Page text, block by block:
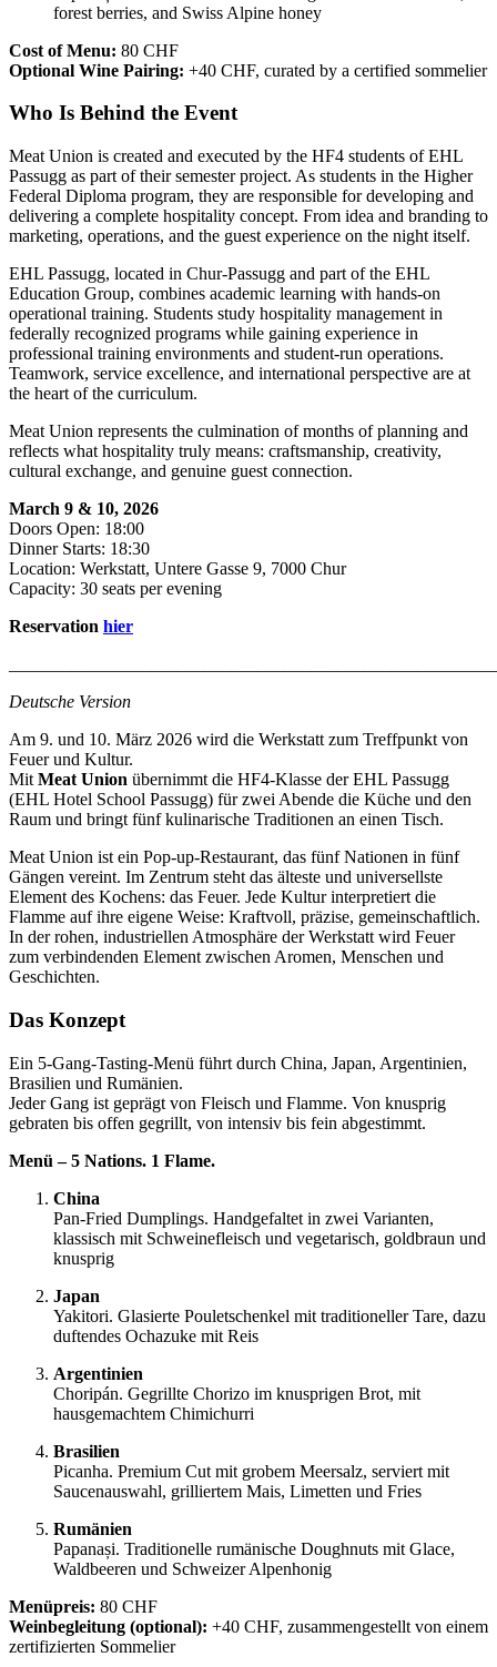
forest berries, and Swiss Alpine honey
Cost of Menu: 80 CHF
Optional Wine Pairing: +40 CHF, curated by a certified sommelier
Who Is Behind the Event
Meat Union is created and executed by the HF4 students of EHL
Passugg as part of their semester project. As students in the Higher
Federal Diploma program, they are responsible for developing and
delivering a complete hospitality concept. From idea and branding to
marketing, operations, and the guest experience on the night itself.
EHL Passugg, located in Chur-Passugg and part of the EHL
Education Group, combines academic learning with hands-on
operational training. Students study hospitality management in
federally recognized programs while gaining experience in
professional training environments and student-run operations.
Teamwork, service excellence, and international perspective are at
the heart of the curriculum.
Meat Union represents the culmination of months of planning and
reflects what hospitality truly means: craftsmanship, creativity,
cultural exchange, and genuine guest connection.
March 9 & 10, 2026
Doors Open: 18:00
Dinner Starts: 18:30
Location: Werkstatt, Untere Gasse 9, 7000 Chur
Capacity: 30 seats per evening
Reservation hier
Deutsche Version
Am 9. und 10. März 2026 wird die Werkstatt zum Treffpunkt von
Feuer und Kultur.
Mit Meat Union übernimmt die HF4-Klasse derEHL Passugg
(EHL Hotel School Passugg) für zwei Abende die Küche und den
Raum und bringt fünf kulinarische Traditionen an einen Tisch.
Meat Union ist ein Pop-up-Restaurant, das fünf Nationen in fünf
Gängen vereint. Im Zentrum steht das älteste und universellste
Element des Kochens: das Feuer. Jede Kultur interpretiert die
Flamme auf ihre eigene Weise: Kraftvoll, präzise, gemeinschaftlich.
In der rohen, industriellen Atmosphäre der Werkstatt wird Feuer
zum verbindenden Element zwischen Aromen, Menschen und
Geschichten.
Das Konzept
Ein 5-Gang-Tasting-Menü führt durch China, Japan, Argentinien,
Brasilien und Rumänien.
Jeder Gang ist geprägt von Fleisch und Flamme. Von knusprig
gebraten bis offen gegrillt, von intensiv bis fein abgestimmt.
Menü – 5 Nations. 1 Flame.
China
Pan-Fried Dumplings. Handgefaltet in zwei Varianten,
klassisch mit Schweinefleisch und vegetarisch, goldbraun und
knusprig
Japan
Yakitori. Glasierte Pouletschenkel mit traditioneller Tare, dazu
duftendes Ochazuke mit Reis
Argentinien
Choripán. Gegrillte Chorizo im knusprigen Brot, mit
hausgemachtem Chimichurri
Brasilien
Picanha. Premium Cut mit grobem Meersalz, serviert mit
Saucenauswahl, grilliertem Mais, Limetten und Fries
Rumänien
Papanași. Traditionelle rumänische Doughnuts mit Glace,
Waldbeeren und Schweizer Alpenhonig
Menüpreis: 80 CHF
Weinbegleitung (optional): +40 CHF, zusammengestellt von einem
zertifizierten Sommelier